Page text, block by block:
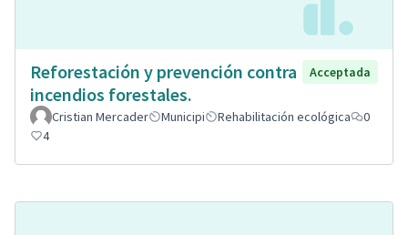
Reforestación y prevención contra
incendios forestales.
Acceptada
Cristian Mercader Municipi Rehabilitación ecológica
0
4